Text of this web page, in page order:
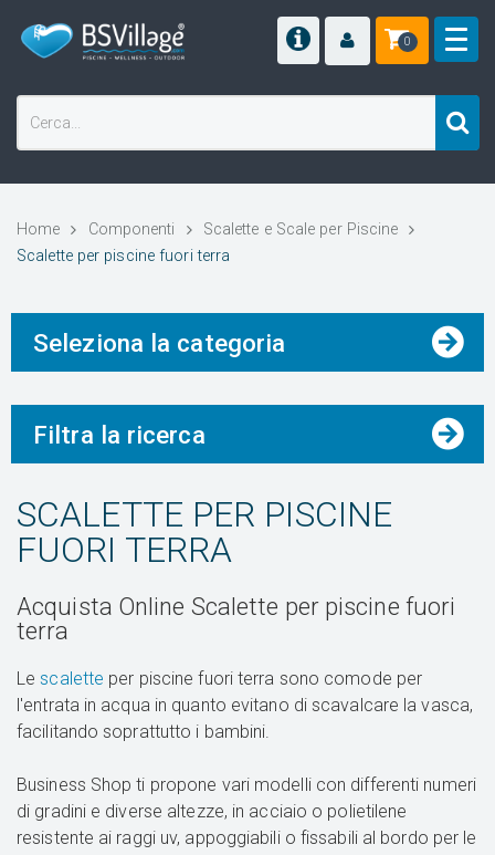
0
Home Componenti
Scalette e Scale per Piscine
Scalette per piscine fuori terra
Seleziona la categoria
Filtra la ricerca
SCALETTE PER PISCINE
FUORI TERRA
Acquista Online Scalette per piscine fuori
terra
Lescalette per piscine fuori terra sono comode per
l'entrata in acqua in quanto evitano di scavalcare la vasca,
facilitando soprattutto i bambini.
Business Shop ti propone vari modelli con differenti numeri
di gradini e diverse altezze, in acciaio o polietilene
resistente ai raggi uv, appoggiabili o fissabili al bordo per le